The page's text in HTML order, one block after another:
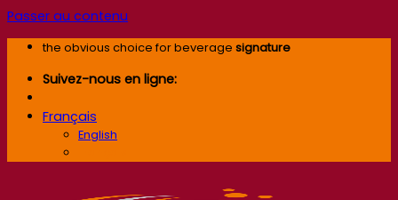
Passer au contenu
the obvious choice for beverage signature
Suivez-nous en ligne:
Français
English